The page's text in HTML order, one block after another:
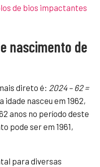
de bios impactantes
nascimento de
direto é: 2024 – 62 =
nasceu em 1962,
anos no período deste
pode ser em 1961,
para diversas